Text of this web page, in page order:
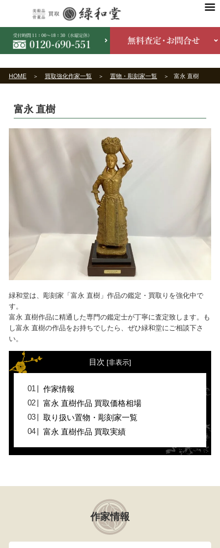
HOME 買取強化作家一覧 置物・彫刻家一覧 富永 直樹
富永 直樹
緑和堂は、彫刻家「富永 直樹」作品の鑑定・買取りを強化中で
す。
富永 直樹作品に精通した専門の鑑定士が丁寧に査定致します。も
し富永 直樹の作品をお持ちでしたら、ぜひ緑和堂にご相談下さ
い。
目次 [非表示]
作家情報
富永 直樹作品 買取価格相場
取り扱い置物・彫刻家一覧
富永 直樹作品 買取実績
作家情報